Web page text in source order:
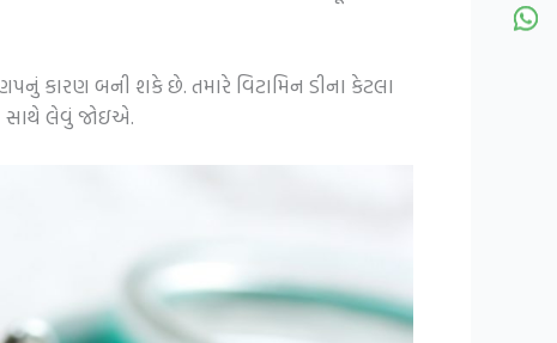
કારણ બની શકે છે. તમારે વિટામિન ડીના કેટલા
સાથે લેવું જોઇએ.